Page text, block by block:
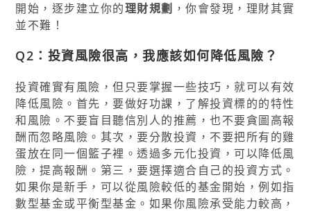
開始，逐步建立你的理財規劃 ，你會發現，理財其實
並不難！
Q2：投資風險很高，我應該如何降低風險？
投資確實有風險，但只要掌握一些技巧，就可以有效
降低風險。首先，要做好功課，了解投資標的的特性
和風險。不要盲目聽信別人的推薦，也不要貪圖高報
酬而忽略風險。其次，要分散投資，不要把所有的雞
蛋放在同一個籃子裡。透過多元化投資，可以降低風
險，提高報酬。第三，要選擇適合自己的投資方式。
如果你是新手，可以從風險較低的基金開始，例如指
數型基金或平衡型基金。如果你風險承受能力較高，